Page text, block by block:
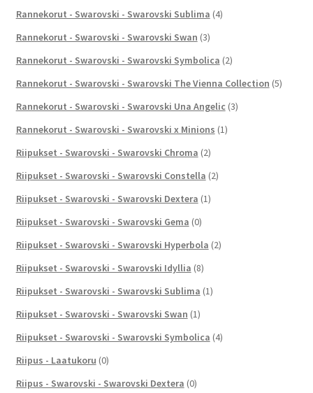
Rannekorut - Swarovski - Swarovski Sublima (4)
Rannekorut - Swarovski - Swarovski Swan (3)
Rannekorut - Swarovski - Swarovski Symbolica (2)
Rannekorut - Swarovski - Swarovski The Vienna Collection (5)
Rannekorut - Swarovski - Swarovski Una Angelic (3)
Rannekorut - Swarovski - Swarovski x Minions (1)
Riipukset - Swarovski - Swarovski Chroma (2)
Riipukset - Swarovski - Swarovski Constella (2)
Riipukset - Swarovski - Swarovski Dextera (1)
Riipukset - Swarovski - Swarovski Gema (0)
Riipukset - Swarovski - Swarovski Hyperbola (2)
Riipukset - Swarovski - Swarovski Idyllia (8)
Riipukset - Swarovski - Swarovski Sublima (1)
Riipukset - Swarovski - Swarovski Swan (1)
Riipukset - Swarovski - Swarovski Symbolica (4)
Riipus - Laatukoru (0)
Riipus - Swarovski - Swarovski Dextera (0)